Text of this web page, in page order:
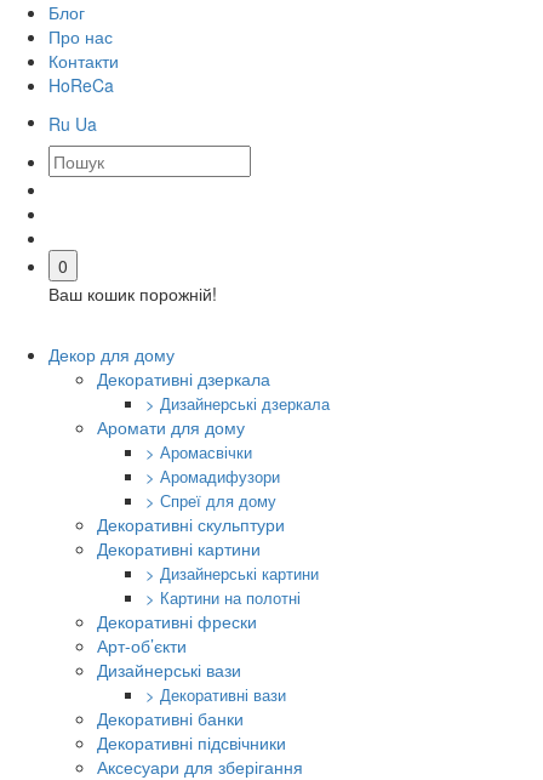
Блог
Про нас
Контакти
HoReCa
Ru Ua
0
Ваш кошик порожній!
Декор для дому
Декоративні дзеркала
> Дизайнерські дзеркала
Аромати для дому
> Аромасвічки
> Аромадифузори
> Спреї для дому
Декоративні скульптури
Декоративні картини
> Дизайнерські картини
> Картини на полотні
Декоративні фрески
Арт-об’єкти
Дизайнерські вази
> Декоративні вази
Декоративні банки
Декоративні підсвічники
Аксесуари для зберігання